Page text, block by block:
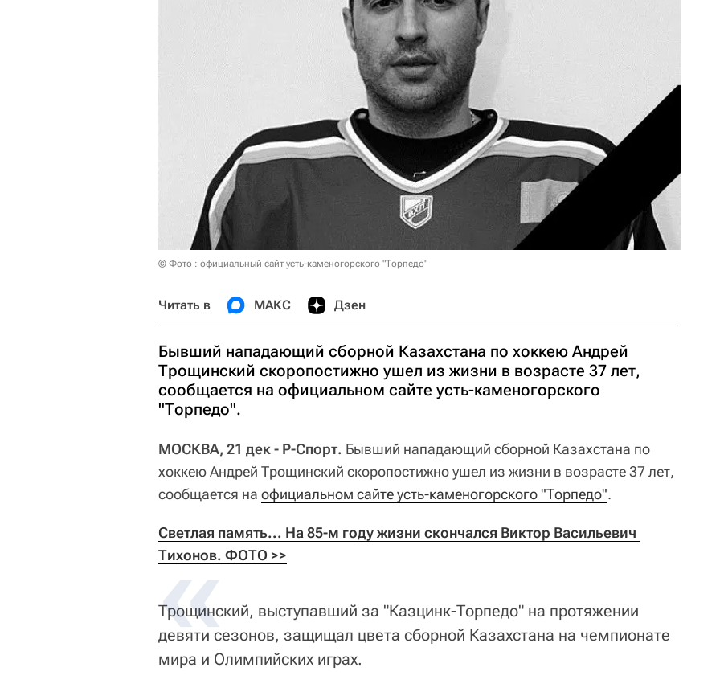
© Фото : официальный сайт усть-каменогорского "Торпедо"
Читать в МАКС Дзен
Бывший нападающий сборной Казахстана по хоккею Андрей
Трощинский скоропостижно ушел из жизни в возрасте 37 лет,
сообщается на официальном сайте усть-каменогорского
"Торпедо".
МОСКВА, 21 дек - Р-Спорт. Бывший нападающий сборной Казахстана по
хоккею Андрей Трощинский скоропостижно ушел из жизни в возрасте 37 лет,
сообщается на официальном сайте усть-каменогорского "Торпедо".
Светлая память... На 85-м году жизни скончался Виктор Васильевич
Тихонов. ФОТО >>
Трощинский, выступавший за "Казцинк-Торпедо" на протяжении
девяти сезонов, защищал цвета сборной Казахстана на чемпионате
мира и Олимпийских играх.